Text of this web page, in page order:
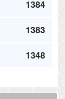
1384
1383
1348